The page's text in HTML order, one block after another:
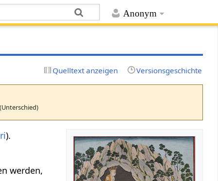
Anonym
Quelltext anzeigen Versionsgeschichte
).
werden,